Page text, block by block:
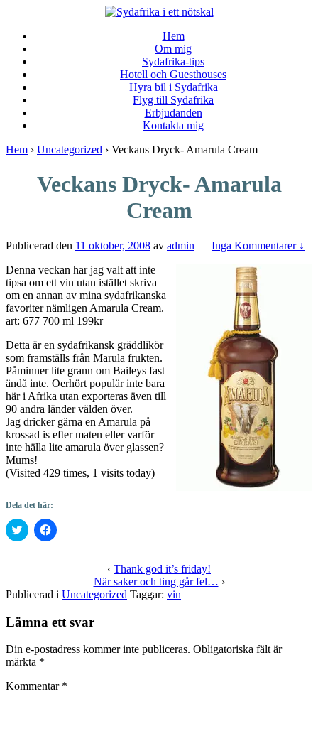
Main
Content
Hem
Om mig
Sydafrika-tips
Hotell och Guesthouses
Hyra bil i Sydafrika
Flyg till Sydafrika
Erbjudanden
Kontakta mig
Hem › Uncategorized › Veckans Dryck- Amarula Cream
Veckans Dryck- Amarula
Cream
Publicerad den 11 oktober, 2008 av admin — Inga Kommentarer ↓
Denna veckan har jag valt att inte
tipsa om ett vin utan istället skriva
om en annan av mina sydafrikanska
favoriter nämligen Amarula Cream.
art: 677 700 ml 199kr
Detta är en sydafrikansk gräddlikör
som framställs från Marula frukten.
Påminner lite grann om Baileys fast
ändå inte. Oerhört populär inte bara
här i Afrika utan exporteras även till
90 andra länder välden över.
Jag dricker gärna en Amarula på
krossad is efter maten eller varför
inte hälla lite amarula över glassen?
Mums!
(Visited 429 times, 1 visits today)
Dela det här:
Klicka
för
i
ett
fönster)
Klicka
för
i
ett
fönster)
‹ Thank god it’s friday!
När saker och ting går fel… ›
Publicerad i Uncategorized Taggar: vin
Lämna ett svar
Din e-postadress kommer inte publiceras. Obligatoriska fält är
märkta *
Kommentar *